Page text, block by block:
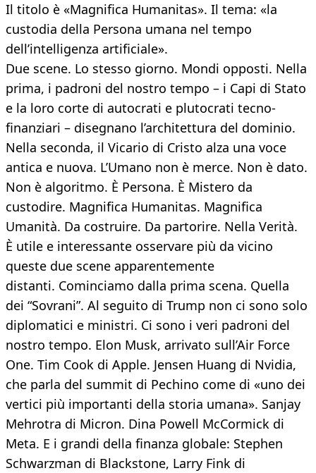
Il titolo è «Magnifica Humanitas». Il tema: «la
custodia della Persona umana nel tempo
dell’intelligenza artificiale».
Due scene. Lo stesso giorno. Mondi opposti. Nella
prima, i padroni del nostro tempo – i Capi di Stato
e la loro corte di autocrati e plutocrati tecno-
finanziari – disegnano l’architettura del dominio.
Nella seconda, il Vicario di Cristo alza una voce
antica e nuova. L’Umano non è merce. Non è dato.
Non è algoritmo. È Persona. È Mistero da
custodire. Magnifica Humanitas. Magnifica
Umanità. Da costruire. Da partorire. Nella Verità.
È utile e interessante osservare più da vicino
queste due scene apparentemente
distanti. Cominciamo dalla prima scena. Quella
dei “Sovrani”. Al seguito di Trump non ci sono solo
diplomatici e ministri. Ci sono i veri padroni del
nostro tempo. Elon Musk, arrivato sull’Air Force
One. Tim Cook di Apple. Jensen Huang di Nvidia,
che parla del summit di Pechino come di «uno dei
vertici più importanti della storia umana». Sanjay
Mehrotra di Micron. Dina Powell McCormick di
Meta. E i grandi della finanza globale: Stephen
Schwarzman di Blackstone, Larry Fink di